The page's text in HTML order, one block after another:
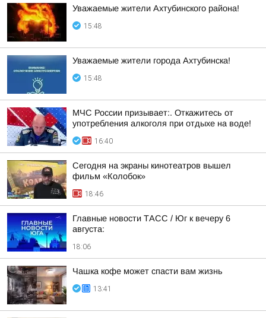
Уважаемые жители Ахтубинского района!
15:48
Уважаемые жители города Ахтубинска!
15:48
МЧС России призывает:. Откажитесь от
употребления алкоголя при отдыхе на воде!
16:40
Сегодня на экраны кинотеатров вышел
фильм «Колобок»
18:46
Главные новости ТАСС / Юг к вечеру 6
августа:
18:06
Чашка кофе может спасти вам жизнь
13:41